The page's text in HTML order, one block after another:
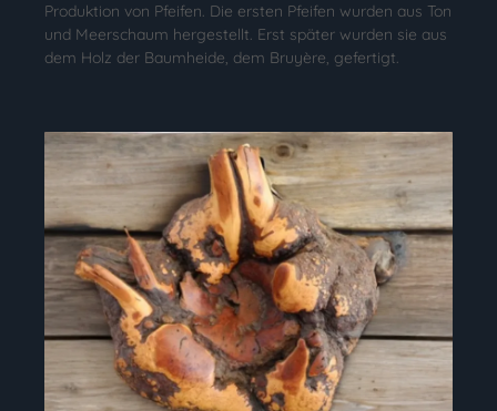
Produktion von Pfeifen. Die ersten Pfeifen wurden aus Ton
und Meerschaum hergestellt. Erst später wurden sie aus
dem Holz der Baumheide, dem Bruyère, gefertigt.